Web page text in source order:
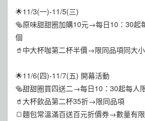
🌟11/3(一)-11/5(三)
🥯原味甜甜圈加購10元→每日10：30起
個
🥤中大杯咖第二杯半價→限同品項同大
🌟11/6(四)-11/7(五) 開幕活動
🥯甜甜圈買四送二→每日10：30起每人
🥤大杯飲品第二杯35折→限同品項
🍞麵包常溫滿百送百元折價券→數量有